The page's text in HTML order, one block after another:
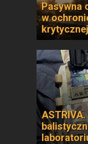
Pasywna
w
krytycznej